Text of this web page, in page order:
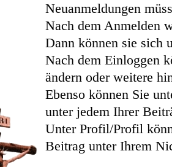
Neuanmeldungen
Nach dem Anmelden
Dann können sie sich
Nach dem Einloggen
ändern oder weitere
Ebenso können Sie
unter jedem Ihrer
Unter Profil/Profil
Beitrag unter Ihrem